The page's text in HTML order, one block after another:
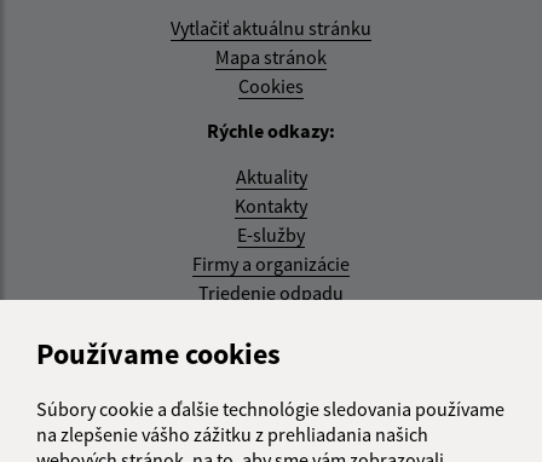
Používame cookies
Súbory cookie a ďalšie technológie sledovania používame
na zlepšenie vášho zážitku z prehliadania našich
Vytlačiť aktuálnu stránku
Mapa stránok
Cookies
Rýchle odkazy:
Aktuality
Kontakty
E-služby
Firmy a organizácie
Triedenie odpadu
Aktualizované:
RSS